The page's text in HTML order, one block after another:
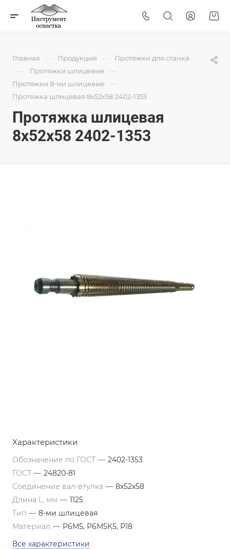
Главная — Продукция — Протяжки для станка
— Протяжки шлицевые —
Протяжки 8-ми шлицевые —
Протяжка шлицевая 8x52x58 2402-1353
Протяжка шлицевая
8x52x58 2402-1353
Характеристики
Обозначение по ГОСТ — 2402-1353
ГОСТ — 24820-81
Соединение вал-втулка — 8х52х58
Длина L, мм — 1125
Тип — 8-ми шлицевая
Материал — Р6М5, Р6М5К5, Р18
Все характеристики